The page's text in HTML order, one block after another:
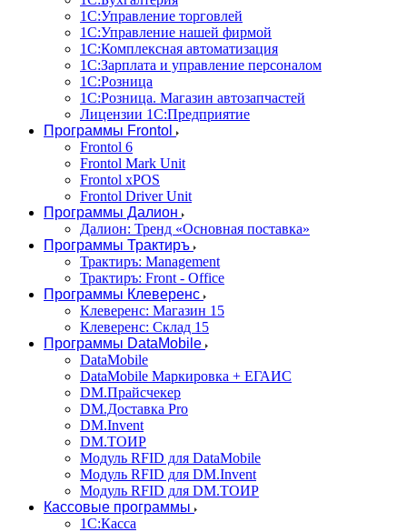
1С:Управление торговлей
1С:Управление нашей фирмой
1С:Комплексная автоматизация
1С:Зарплата и управление персоналом
1С:Розница
1С:Розница. Магазин автозапчастей
Лицензии 1С:Предприятие
Программы Frontol
Frontol 6
Frontol Mark Unit
Frontol xPOS
Frontol Driver Unit
Программы Далион
Далион: Тренд «Основная поставка»
Программы Трактиръ
Трактиръ: Management
Трактиръ: Front - Office
Программы Клеверенс
Клеверенс: Магазин 15
Клеверенс: Склад 15
Программы DataMobile
DataMobile
DataMobile Маркировка + ЕГАИС
DM.Прайсчекер
DM.Доставка Pro
DM.Invent
DM.ТОИР
Модуль RFID для DataMobile
Модуль RFID для DM.Invent
Модуль RFID для DM.ТОИР
Кассовые программы
1С:Касса